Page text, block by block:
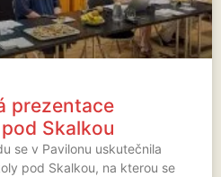
prezentace
Skalkou
se v Pavilonu uskutečnila
pod Skalkou, na kterou se